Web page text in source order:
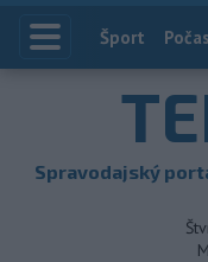
Index
Šport
Spravodajský